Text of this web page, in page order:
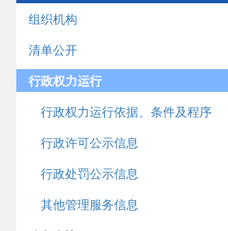
组织机构
清单公开
行政权力运行
行政权力运行依据、条件及程序
行政许可公示信息
行政处罚公示信息
其他管理服务信息